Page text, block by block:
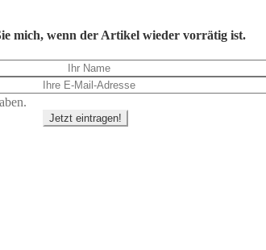
mich, wenn der Artikel wieder vorrätig ist.
Jetzt eintragen!